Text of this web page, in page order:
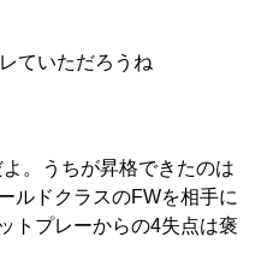
ていただろうね
。うちが昇格できたのは
ルドクラスのFWを相手に
トプレーからの4失点は褒